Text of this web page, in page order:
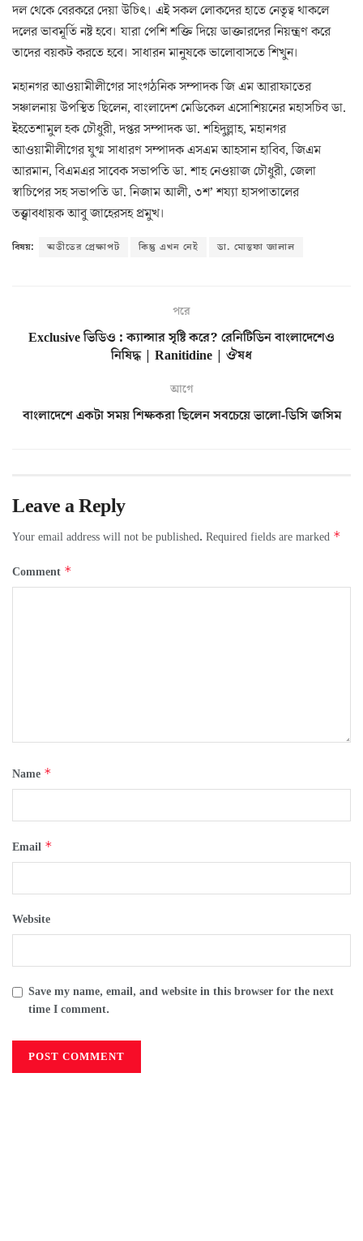
দল থেকে বেরকরে দেয়া উচিৎ। এই সকল লোকদের হাতে নেতৃত্ব থাকলে
দলের ভাবমূর্তি নষ্ট হবে। যারা পেশি শক্তি দিয়ে ডাক্তারদের নিয়ন্ত্রণ করে
তাদের বয়কট করতে হবে। সাধারন মানুষকে ভালোবাসতে শিখুন।
মহানগর আওয়ামীলীগের সাংগঠনিক সম্পাদক জি এম আরাফাতের
সঞ্চালনায় উপস্থিত ছিলেন, বাংলাদেশ মেডিকেল এসোশিয়নের মহাসচিব ডা.
ইহতেশামুল হক চৌধুরী, দপ্তর সম্পাদক ডা. শহিদুল্লাহ, মহানগর
আওয়ামীলীগের যুগ্ম সাধারণ সম্পাদক এসএম আহসান হাবিব, জিএম
আরমান, বিএমএর সাবেক সভাপতি ডা. শাহ নেওয়াজ চৌধুরী, জেলা
স্বাচিপের সহ সভাপতি ডা. নিজাম আলী, ৩শ’ শয্যা হাসপাতালের
তত্ত্বাবধায়ক আবু জাহেরসহ প্রমুখ।
বিষয়: অতীতের প্রেক্ষাপট কিন্তু এখন নেই ডা. মোস্তফা জালাল
পরে
Exclusive ভিডিও : ক্যান্সার সৃষ্টি করে? রেনিটিডিন বাংলাদেশেও
নিষিদ্ধ | Ranitidine | ঔষধ
আগে
বাংলাদেশে একটা সময় শিক্ষকরা ছিলেন সবচেয়ে ভালো-ডিসি জসিম
Leave a Reply
Your email address will not be published. Required fields are marked *
Comment *
Name *
Email *
Website
Save my name, email, and website in this browser for the next
time I comment.